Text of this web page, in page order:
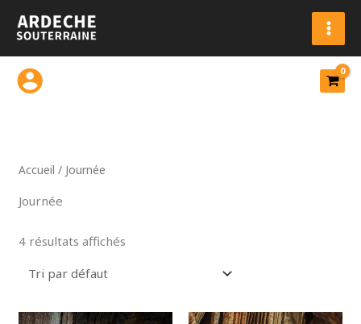
Accueil / Journée
Journée
4 résultats affichés